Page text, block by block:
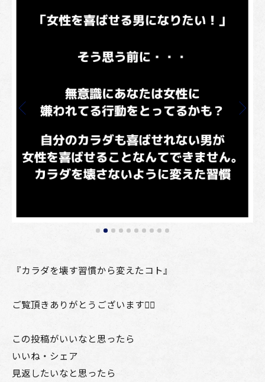
『カラダを壊す習慣から変えたコト』
ご覧頂きありがとうございます🙇‍♂️
この投稿がいいなと思ったら
いいね・シェア
見返したいなと思ったら